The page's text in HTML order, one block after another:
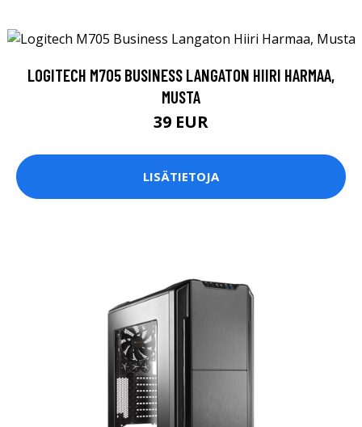
LOGITECH M705 BUSINESS LANGATON HIIRI HARMAA,
MUSTA
39 EUR
LISÄTIETOJA